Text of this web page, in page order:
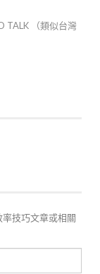
TALK （類似台灣
技巧文章或相關